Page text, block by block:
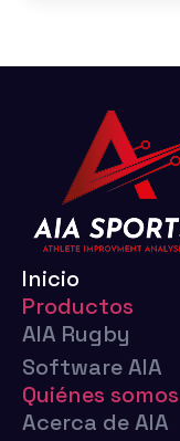
Inicio
Productos
AIA Rugby
Software AIA
Quiénes somos
Acerca de AIA